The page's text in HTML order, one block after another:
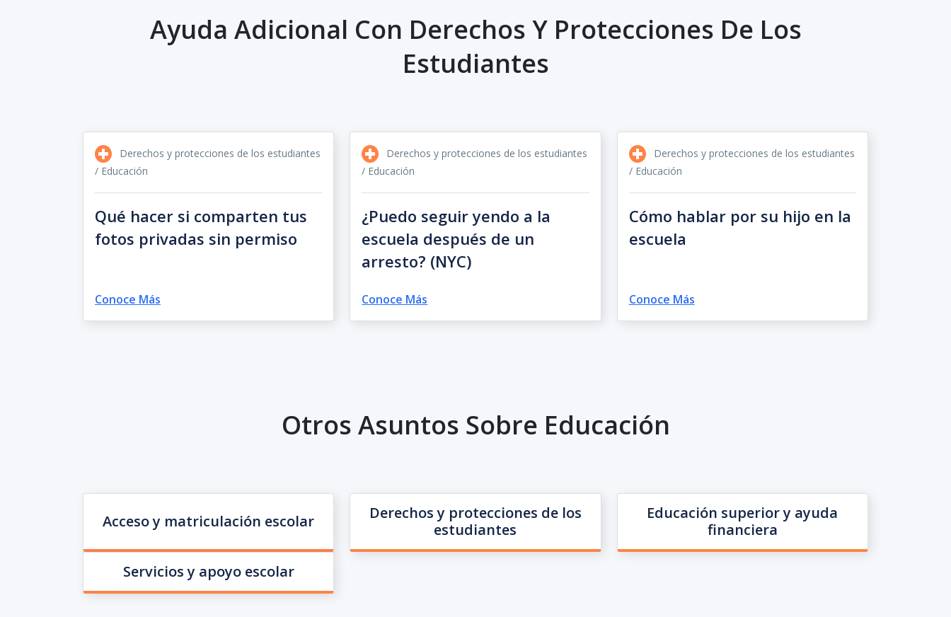
Ayuda Adicional Con Derechos Y Protecciones De Los
Estudiantes
Derechos y protecciones de los estudiantes
/ Educación
Qué hacer si comparten tus
fotos privadas sin permiso
Conoce Más
Derechos y protecciones de los estudiantes
/ Educación
¿Puedo seguir yendo a la
escuela después de un
arresto? (NYC)
Conoce Más
Derechos y protecciones de los estudiantes
/ Educación
Cómo hablar por su hijo en la
escuela
Conoce Más
Otros Asuntos Sobre Educación
Acceso y matriculación escolar
Derechos y protecciones de los
estudiantes
Educación superior y ayuda
financiera
Servicios y apoyo escolar